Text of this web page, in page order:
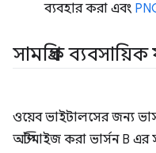
ব্যবহার করা এবং
সামগ্রিক
ওয়েব ভাইটালসের জন্য
অপ্টিমাইজ করা ভার্সন B